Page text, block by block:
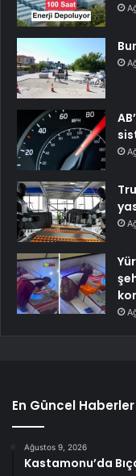
En Güncel Haberler
Ağustos 9, 2026
Kastamonu’da